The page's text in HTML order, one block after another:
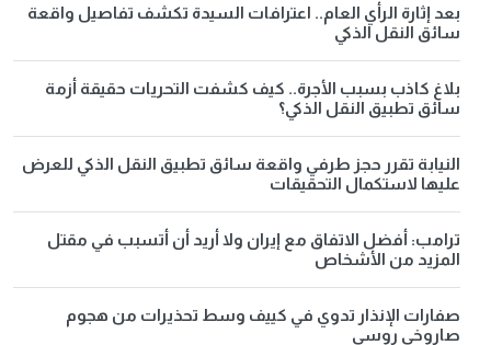
بعد إثارة الرأي العام.. اعترافات السيدة تكشف تفاصيل واقعة
سائق النقل الذكي
بلاغ كاذب بسبب الأجرة.. كيف كشفت التحريات حقيقة أزمة
سائق تطبيق النقل الذكي؟
النيابة تقرر حجز طرفي واقعة سائق تطبيق النقل الذكي للعرض
عليها لاستكمال التحقيقات
ترامب: أفضل الاتفاق مع إيران ولا أريد أن أتسبب في مقتل
المزيد من الأشخاص
صفارات الإنذار تدوي في كييف وسط تحذيرات من هجوم
صاروخي روسي